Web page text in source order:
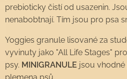
prebioticky čistí od usazenin.
nenabobtnají. Tím jsou pro psa
Yoggies granule lisované za
vyvinuty jako "All Life Stages"
psy. MINIGRANULE jsou vhodné